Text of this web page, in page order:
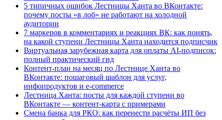
5 типичных ошибок Лестницы Ханта во ВКонтакте:
почему посты «в лоб» не работают на холодной
аудитории
7 маркеров в комментариях и реакциях ВК: как понять,
на какой ступени Лестницы Ханта находится подписчик
Виртуальная зарубежная карта для оплаты AI-подписок:
полный практический гид
Контент-план на месяц по Лестнице Ханта во
ВКонтакте: пошаговый шаблон для услуг,
инфопродуктов и e-commerce
Лестница Ханта: посты для каждой ступени во
ВКонтакте — контент-карта с примерами
Смена банка для РКО: как перенести расчёты ИП без